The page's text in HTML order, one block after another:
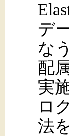
デ
な
配
実
ロ
法